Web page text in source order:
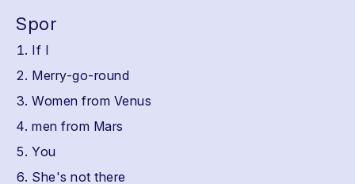
Spor
If I
Merry-go-round
Women from Venus
men from Mars
You
She's not there